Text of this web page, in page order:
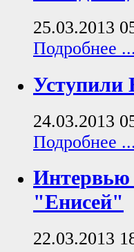
25.03.2013
Подробнее ...
Уступили
24.03.2013
Подробнее ...
"Енисей"
22.03.2013